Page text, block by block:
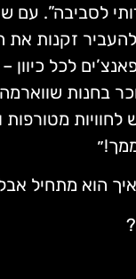
לסביבה”. עם
זקנות את
בחנות
מטורפות
הוא מתחיל אבל